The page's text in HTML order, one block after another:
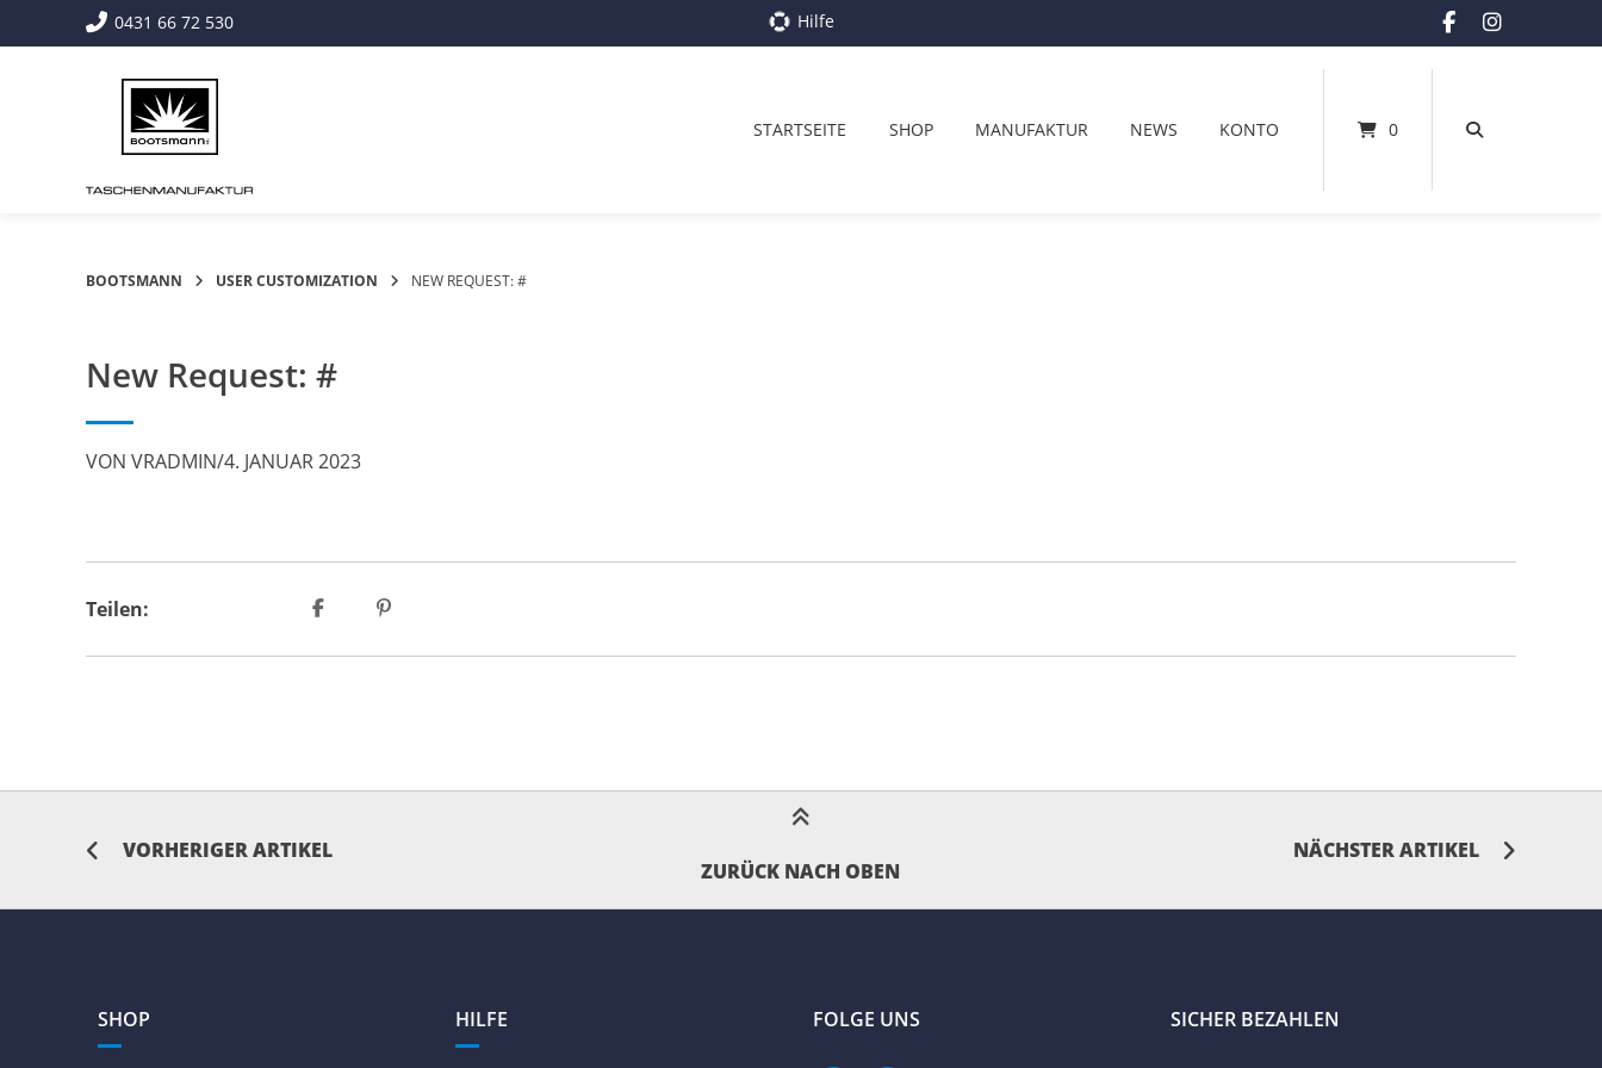
zum
0431 66 72 530 Hilfe
STARTSEITE SHOP MANUFAKTUR NEWS KONTO 0
BOOTSMANN USER CUSTOMIZATION NEW REQUEST: #
New Request: #
VON VRADMIN/4. JANUAR 2023
Teilen:
VORHERIGER ARTIKEL
NÄCHSTER ARTIKEL
ZURÜCK NACH OBEN
SHOP HILFE FOLGE UNS SICHER BEZAHLEN